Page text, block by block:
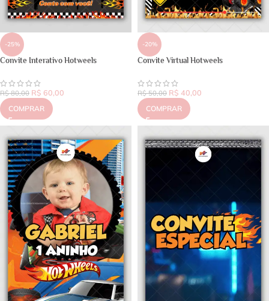
-25%
Convite Interativo Hotweels
R$80,00 R$ 60,00
COMPRAR
-20%
Convite Virtual Hotweels
R$50,00 R$ 40,00
COMPRAR